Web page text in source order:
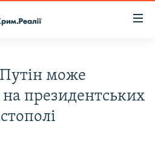
Путін може
президентських